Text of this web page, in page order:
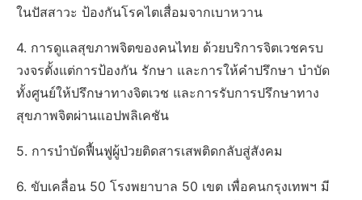
ในปัสสาวะ ป้องกันโรคไตเสื่อมจากเบาหวาน
4. การดูแลสุขภาพจิตของคนไทย ด้วยบริการจิตเวชครบ
วงจรตั้งแต่การป้องกัน รักษา และการให้คำปรึกษา บำบัด
ทั้งศูนย์ให้ปรึกษาทางจิตเวช และการรับการปรึกษาทาง
สุขภาพจิตผ่านแอปพลิเคชัน
5. การบำบัดฟื้นฟูผู้ป่วยติดสารเสพติดกลับสู่สังคม
6. ขับเคลื่อน 50 โรงพยาบาล 50 เขต เพื่อคนกรุงเทพฯ มี